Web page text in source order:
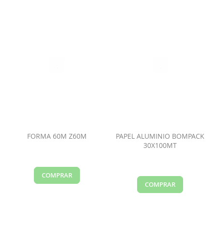
FORMA 60M Z60M
COMPRAR
PAPEL ALUMINIO BOMPACK
30X100MT
COMPRAR